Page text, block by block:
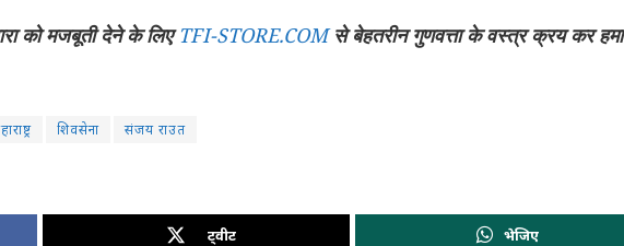
को मजबूती देने के लिएTFI-STORE.COM से बेहतरीन गुणवत्ता के वस्त्र क्रय कर
शिवसेना संजय राउत
ट्वीट भेजिए